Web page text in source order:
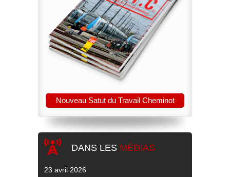
Nouveau Satut du Travail Cheminot
DANS LES MÉDIAS
23 avril 2026